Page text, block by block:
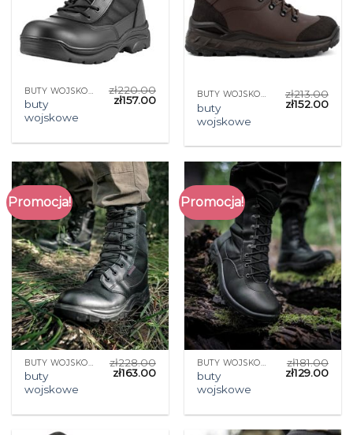
buty
wojskowe
zł220.00
zł157.00 BUTY WOJSKOWE
buty
wojskowe
zł213.00
zł152.00
Promocja!
buty
wojskowe
zł228.00
zł163.00
Promocja!
buty
wojskowe
zł181.00
zł129.00